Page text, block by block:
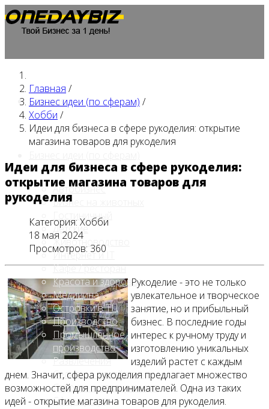
Главная
Автобизнес
Бизнес на животных
Гостиничный
Детские
Животноводство
Интернет и IT
Кафе / ресторан
Красота и здоровье
Медицина
Островки в ТЦ
Производство
Промышленное
производство
Развлечения
Сельское хозяйство
Строительство, ремонт
Сфера услуг
Главная /
Бизнес идеи (по сферам) /
Хобби /
Идеи для бизнеса в сфере рукоделия: открытие
магазина товаров для рукоделия
Идеи для бизнеса в сфере рукоделия:
открытие магазина товаров для
рукоделия
Категория: Хобби
18 мая 2024
Просмотров: 360
Рукоделие - это не только
увлекательное и творческое
занятие, но и прибыльный
бизнес. В последние годы
интерес к ручному труду и
изготовлению уникальных
изделий растет с каждым
днем. Значит, сфера рукоделия предлагает множество
возможностей для предпринимателей. Одна из таких
идей - открытие магазина товаров для рукоделия.